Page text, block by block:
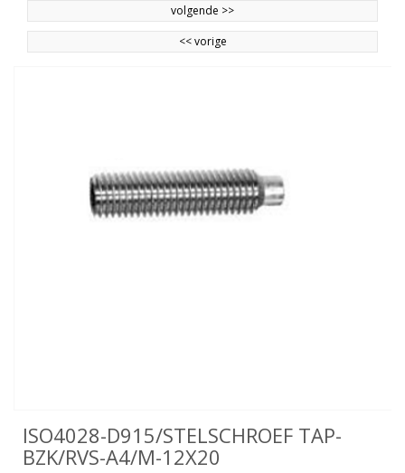
volgende >>
<<vorige
ISO4028-D915/STELSCHROEF TAP-
BZK/RVS-A4/M-12X20